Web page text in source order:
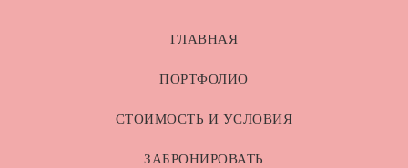
ГЛАВНАЯ
ПОРТФОЛИО
СТОИМОСТЬ И УСЛОВИЯ
ЗАБРОНИРОВАТЬ